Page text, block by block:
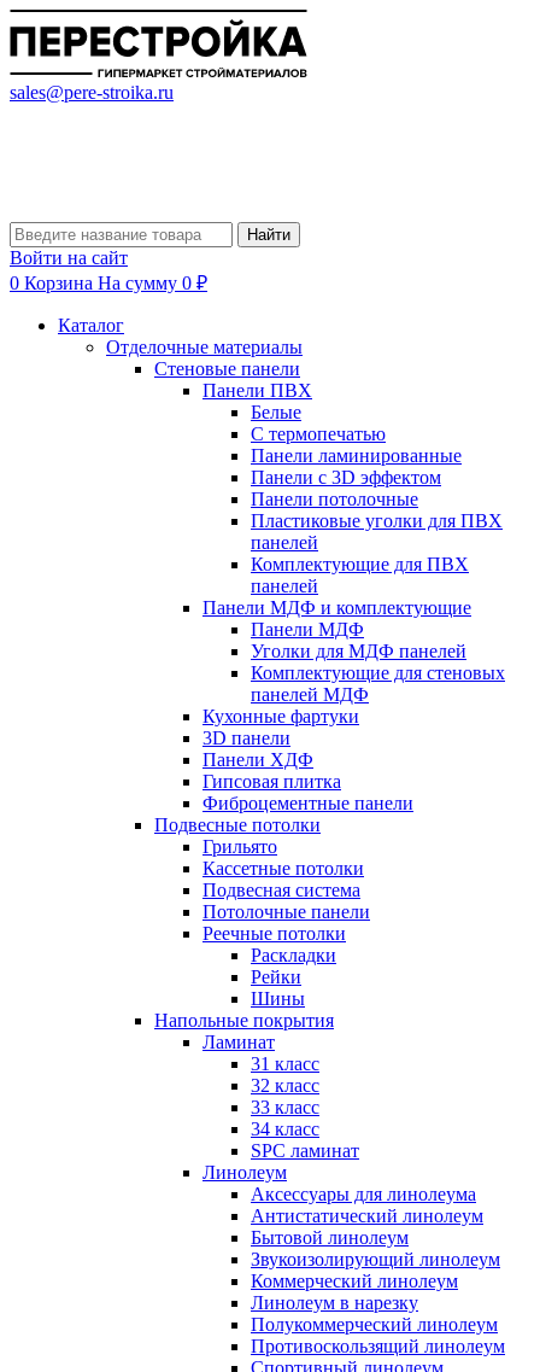
sales@pere-stroika.ru
Найти
Войти на сайт
0 Корзина На сумму 0 ₽
Каталог
Отделочные материалы
Стеновые панели
Панели ПВХ
Белые
С термопечатью
Панели ламинированные
Панели с 3D эффектом
Панели потолочные
Пластиковые уголки для ПВХ
панелей
Комплектующие для ПВХ
панелей
Панели МДФ и комплектующие
Панели МДФ
Уголки для МДФ панелей
Комплектующие для стеновых
панелей МДФ
Кухонные фартуки
3D панели
Панели ХДФ
Гипсовая плитка
Фиброцементные панели
Подвесные потолки
Грильято
Кассетные потолки
Подвесная система
Потолочные панели
Реечные потолки
Раскладки
Рейки
Шины
Напольные покрытия
Ламинат
31 класс
32 класс
33 класс
34 класс
SPC ламинат
Линолеум
Аксессуары для линолеума
Антистатический линолеум
Бытовой линолеум
Звукоизолирующий линолеум
Коммерческий линолеум
Линолеум в нарезку
Полукоммерческий линолеум
Противоскользящий линолеум
Спортивный линолеум